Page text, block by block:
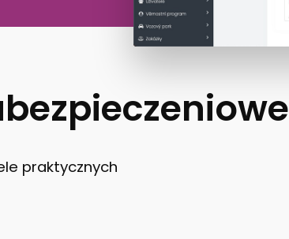
praktycznych